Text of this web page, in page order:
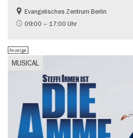
Gratis
Evangelisches Zentrum Berlin
09:00 – 17:00 Uhr
MUSICAL
Anzeige